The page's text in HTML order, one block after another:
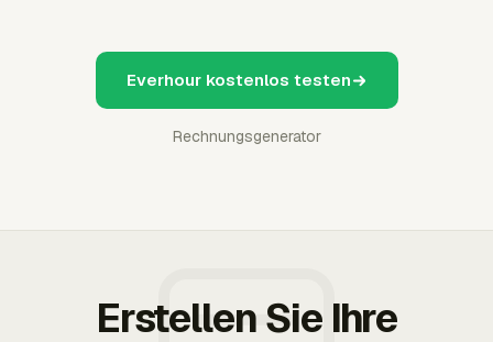
Everhour kostenlos testen
Rechnungsgenerator
Erstellen Sie Ihre